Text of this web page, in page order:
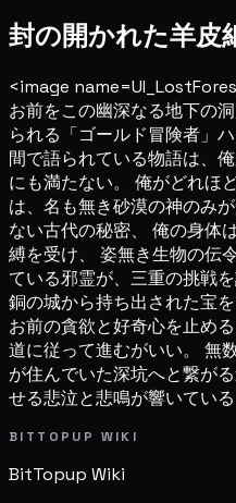
封の開かれた羊皮
<image
お前をこの幽深なる地下の
られる「ゴールド冒険者」
間で語られている物語は、
にも満たない。 俺がどれほ
は、名も無き砂漠の神のみ
ない古代の秘密、 俺の身体
縛を受け、 姿無き生物の伝
ている邪霊が、三重の挑戦
銅の城から持ち出された宝
お前の貪欲と好奇心を止め
道に従って進むがいい。 無
が住んでいた深坑へと繋が
せる悲泣と悲鳴が響いている
BITTOPUP WIKI
BitTopup Wiki